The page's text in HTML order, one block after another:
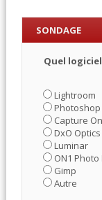
SONDAGE
Quel
Lightroom
Photoshop
Capture
DxO
Luminar
ON1 Photo
Gimp
Autre